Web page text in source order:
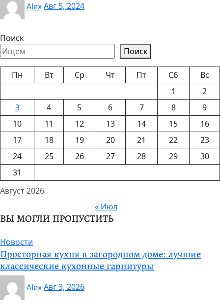
AlexАвг 5, 2024
Поиск
Поиск
Август 2026
Пн Вт Ср Чт Пт Сб
Вс
1
2
3
4 5 6 7 8
9
10
11 12 13 14 15
16
17
18 19 20 21 22
23
24
25 26 27 28 29
30
31
« Июл
ВЫ МОГЛИ ПРОПУСТИТЬ
Новости
Просторная кухня в загородном доме: лучшие
классические кухонные гарнитуры
AlexАвг 3, 2026